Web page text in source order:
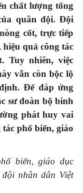
chất lượng tổng
quân đội. Đội
cốt, trực tiếp
quả công tác
Tuy nhiên, việc
vẫn còn bộc lộ
Để đáp ứng
sư đoàn bộ binh
phát huy vai
phổ biến, giáo
biến, giáo dục
nhân dân Việt